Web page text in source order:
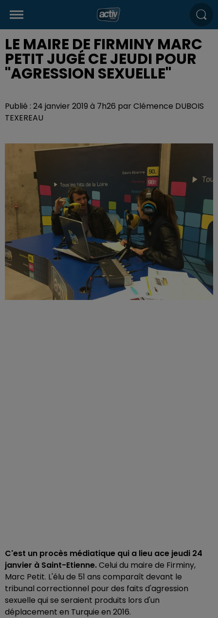
LE MAIRE DE FIRMINY MARC
PETIT JUGÉ CE JEUDI POUR
"AGRESSION SEXUELLE"
Publié : 24 janvier 2019 à 7h26 par Clémence DUBOIS
TEXEREAU
C'est un procès médiatique qui a lieu ace jeudi 24
janvier à Saint-Etienne.Celui du maire de Firminy,
Marc Petit. L'élu de 51 ans comparaît devant le
tribunal correctionnel pour des faits d'agression
sexuelle qui se seraient produits lors d'un
déplacement en Turquie en 2016.